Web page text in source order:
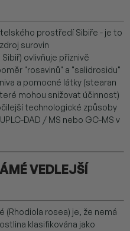
prostředí Sibiře - je to
surovin
ovlivňuje příznivě
"rosavinů" a "salidrosidu"
a pomocné látky (stearan
mohou snižovat účinnost)
technologické způsoby
DAD / MS nebo GC-MS v
VEDLEJŠÍ
(Rhodiola rosea) je, že nemá
klasifikována jako